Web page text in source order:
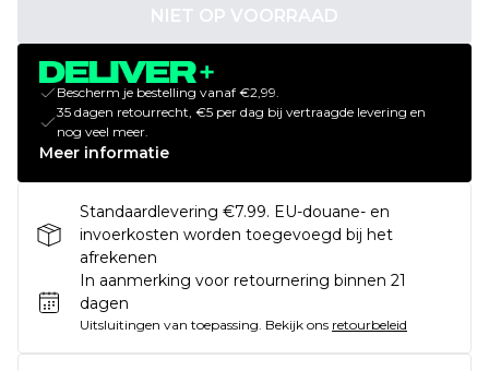
NIET OP VOORRAAD
Bescherm je bestelling vanaf €2,99.
35 dagen retourrecht, €5 per dag bij vertraagde levering en
nog veel meer.
Meer informatie
Standaardlevering €7.99. EU-douane- en
invoerkosten worden toegevoegd bij het
afrekenen
In aanmerking voor retournering binnen 21
dagen
Uitsluitingen van toepassing. Bekijk ons retourbeleid